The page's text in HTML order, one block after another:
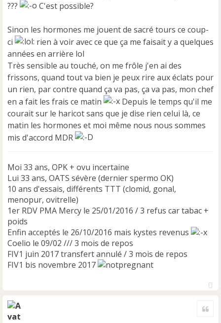
???
C'est possible?
Sinon les hormones me jouent de sacré tours ce coup-
ci
rien à voir avec ce que ça me faisait y a quelques
années en arrière lol
Très sensible au touché, on me frôle j'en ai des
frissons, quand tout va bien je peux rire aux éclats pour
un rien, par contre quand ça va pas, ça va pas, mon chef
en a fait les frais ce matin
Depuis le temps qu'il me
courait sur le haricot sans que je dise rien celui là, ce
matin les hormones et moi même nous nous sommes
mis d'accord MDR
Moi 33 ans, OPK + ovu incertaine
Lui 33 ans, OATS sévère (dernier spermo OK)
10 ans d'essais, différents TTT (clomid, gonal,
menopur, ovitrelle)
1er RDV PMA Mercy le 25/01/2016 / 3 refus car tabac +
poids
Enfin acceptés le 26/10/2016 mais kystes revenus
Coelio le 09/02 /// 3 mois de repos
FIV1 juin 2017 transfert annulé / 3 mois de repos
FIV1 bis novembre 2017